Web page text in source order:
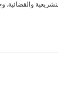
والقضائية.